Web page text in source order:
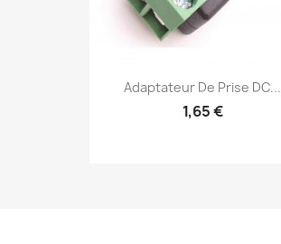
Adaptateur De Prise DC...
1,65 €